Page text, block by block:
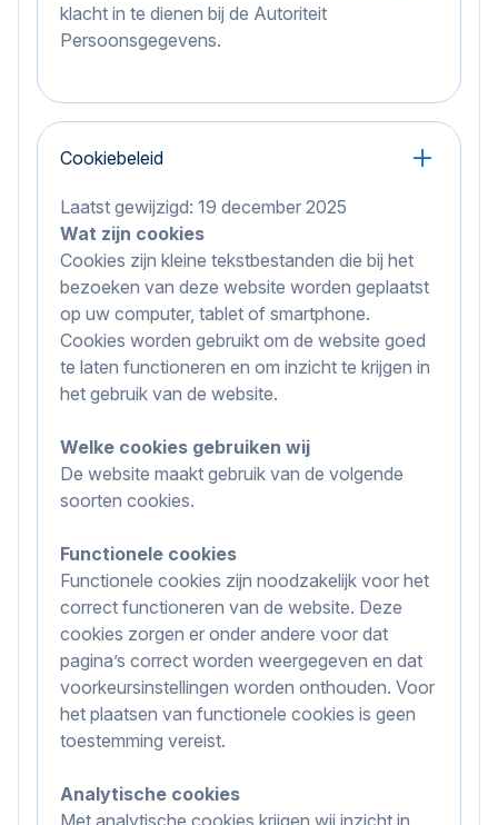
klacht in te dienen bij de Autoriteit
Persoonsgegevens.
Cookiebeleid
Laatst gewijzigd: 19 december 2025
Wat zijn cookies
Cookies zijn kleine tekstbestanden die bij het
bezoeken van deze website worden geplaatst
op uw computer, tablet of smartphone.
Cookies worden gebruikt om de website goed
te laten functioneren en om inzicht te krijgen in
het gebruik van de website.
Welke cookies gebruiken wij
De website maakt gebruik van de volgende
soorten cookies.
Functionele cookies
Functionele cookies zijn noodzakelijk voor het
correct functioneren van de website. Deze
cookies zorgen er onder andere voor dat
pagina’s correct worden weergegeven en dat
voorkeursinstellingen worden onthouden. Voor
het plaatsen van functionele cookies is geen
toestemming vereist.
Analytische cookies
Met analytische cookies krijgen wij inzicht in